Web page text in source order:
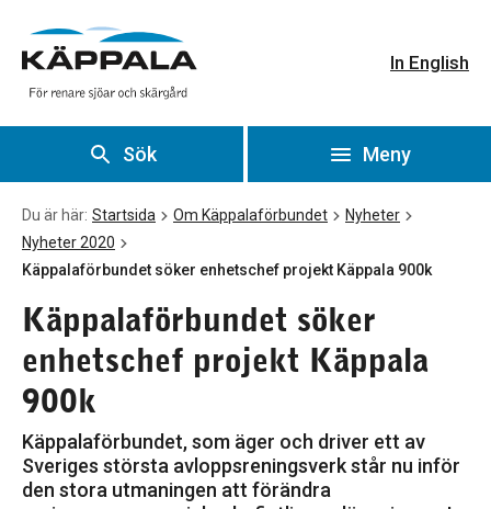
In English
Sök Meny
Du är här: Startsida Om Käppalaförbundet
Nyheter
Nyheter 2020
Käppalaförbundet söker enhetschef projekt Käppala 900k
Käppalaförbundet söker
enhetschef projekt Käppala
900k
Käppalaförbundet, som äger och driver ett av
Sveriges största avloppsreningsverk står nu inför
den stora utmaningen att förändra